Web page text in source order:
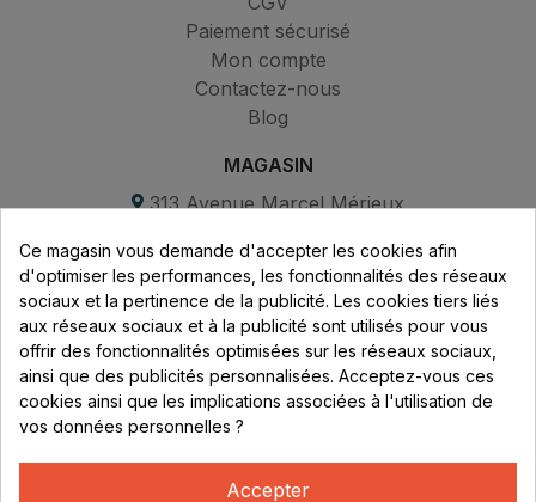
Paiement sécurisé
Mon compte
Contactez-nous
Blog
MAGASIN
313 Avenue Marcel Mérieux
69530 Brignais
Lundi au vendredi :
8h - 16h
uniquement sur Rendez-vous
CONTACT
04 78 37 00 68
Ce magasin vous demande d'accepter les cookies afin
d'optimiser les performances, les fonctionnalités des réseaux
sociaux et la pertinence de la publicité. Les cookies tiers liés
aux réseaux sociaux et à la publicité sont utilisés pour vous
offrir des fonctionnalités optimisées sur les réseaux sociaux,
ainsi que des publicités personnalisées. Acceptez-vous ces
cookies ainsi que les implications associées à l'utilisation de
vos données personnelles ?
Accepter